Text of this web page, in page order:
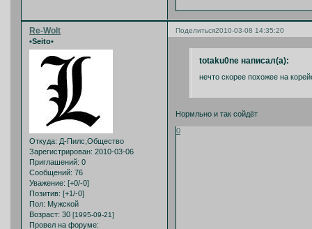
Поделиться2010-03-08 14:35:20
Re-Wolt
•Seito•
Откуда: Д-Пилс,Общество
Зарегистрирован: 2010-03-06
Приглашений: 0
Сообщений: 76
Уважение: [+0/-0]
Позитив: [+1/-0]
Пол: Мужской
Возраст: 30 [1995-09-21]
Провел на форуме:
totaku0ne написал(а):
нечто скорее похожее на
Нормльно и так сойдёт
0